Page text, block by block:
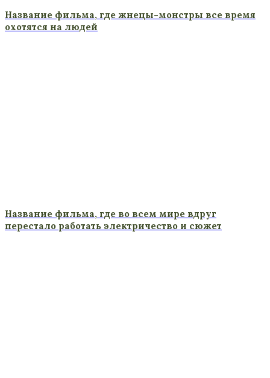
Название фильма, где жнецы-монстры все время
охотятся на людей
Название фильма, где во всем мире вдруг
перестало работать электричество и сюжет